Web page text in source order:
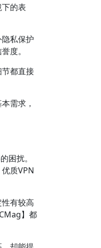
的表
私保护
度。
都直接
需求，
困扰。
质VPN
有较高
】都